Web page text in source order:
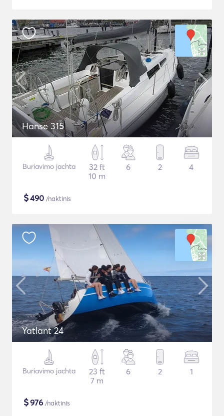
Hanse 315
Buriavimo jachta
32 ft
10 m
6 2 4
$490 /naktinis
Yatlant 24
Buriavimo jachta
23 ft
7 m
6 2 1
$976 /naktinis